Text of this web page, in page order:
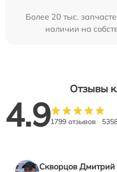
Более 20 тыс.
наличии на
Отзывы
4.91799 отзывов
Скворцов Дмитрий